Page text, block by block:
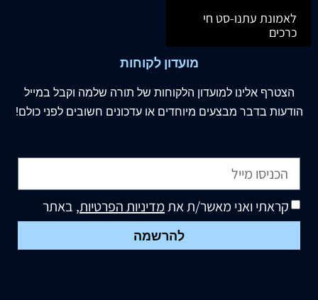
לאמונת עתנו-סט חי
כרכים
מועדון לקוחות
הצטרף אלינו למועדון הלקוחות של תורה שלמה וקבל במייל
הודעות בדבר מבצעים מיוחדים או עדכונים חשובים לפני כולם!
קראתי ואני מאשר/ת אתמדיניות הפרטיות, באתר
להרשמה